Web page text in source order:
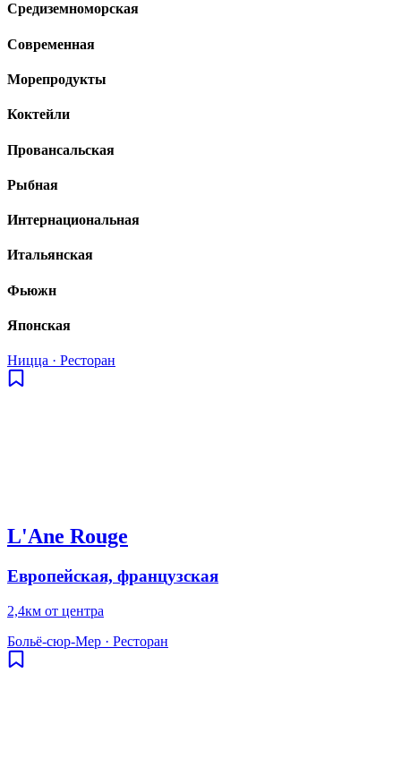
Средиземноморская
Современная
Морепродукты
Коктейли
Провансальская
Рыбная
Интернациональная
Итальянская
Фьюжн
Японская
Ницца · Ресторан
L'Ane Rouge
Европейская, французская
2,4км от центра
Больё-сюр-Мер · Ресторан